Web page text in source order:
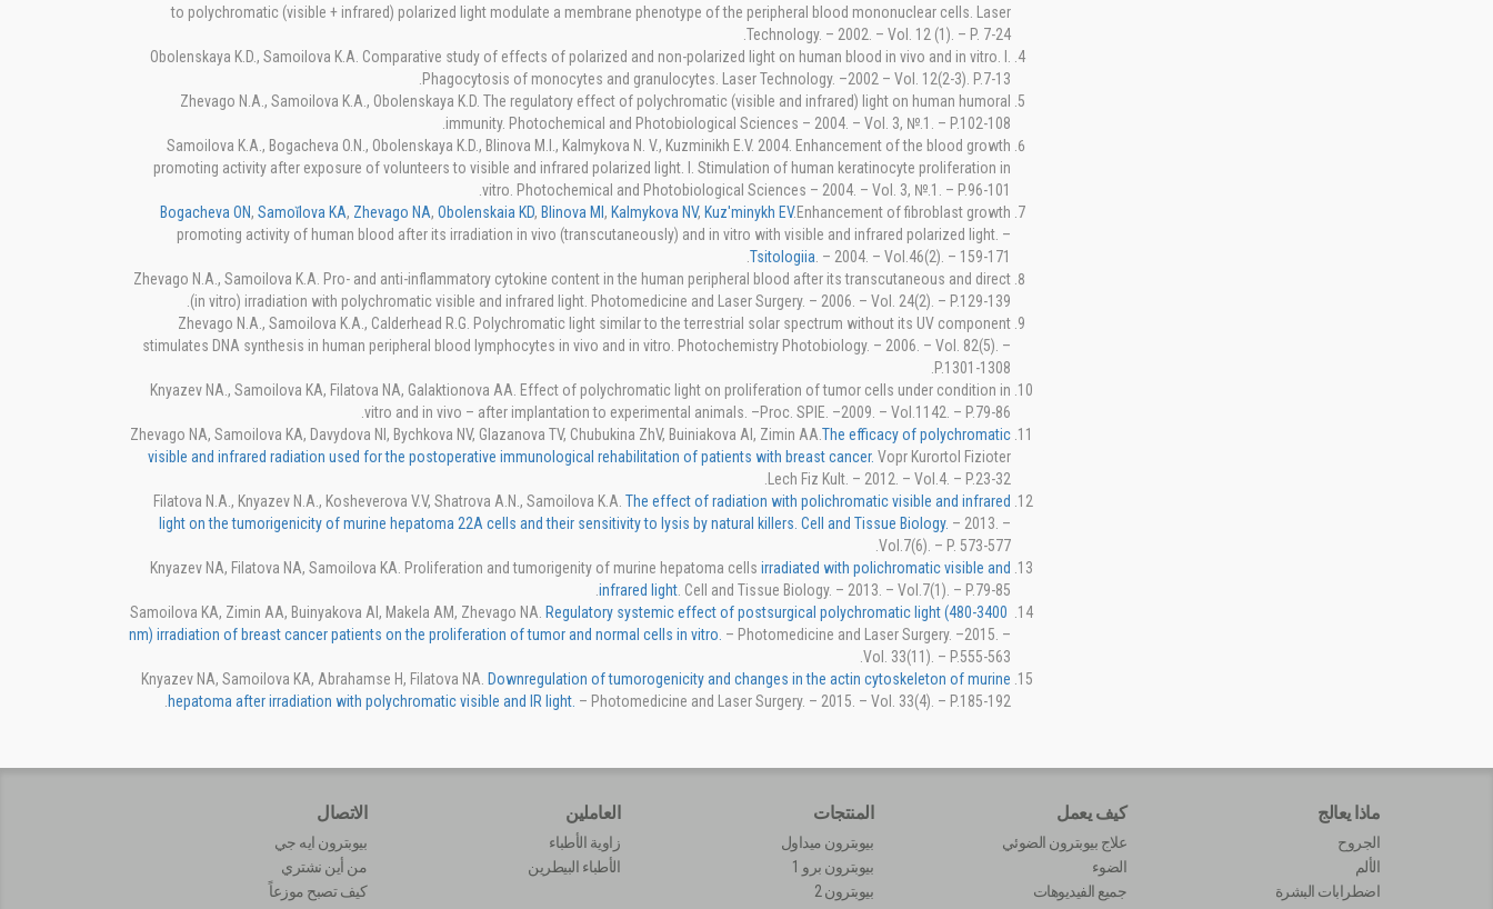
to polychromatic (visible + infrared) polarized light modulate a membrane phenotype of the peripheral blood mononuclear cells. Laser
Technology. – 2002. – Vol. 12 (1). – P. 7-24.
Obolenskaya K.D., Samoilova K.A. Comparative study of effects of polarized and non-polarized light on human blood in vivo and in vitro. I.
Phagocytosis of monocytes and granulocytes. Laser Technology. –2002 – Vol. 12(2-3). P.7-13.
Zhevago N.A., Samoilova K.A., Obolenskaya K.D. The regulatory effect of polychromatic (visible and infrared) light on human humoral
immunity. Photochemical and Photobiological Sciences – 2004. – Vol. 3, №.1. – P.102-108.
Samoilova K.A., Bogacheva O.N., Obolenskaya K.D., Blinova M.I., Kalmykova N. V., Kuzminikh E.V. 2004. Enhancement of the blood growth
promoting activity after exposure of volunteers to visible and infrared polarized light. I. Stimulation of human keratinocyte proliferation in
vitro. Photochemical and Photobiological Sciences – 2004. – Vol. 3, №.1. – P.96-101.
Bogacheva ON, Samoĭlova KA, Zhevago NA, Obolenskaia KD, Blinova MI , Kalmykova NV, Kuz'minykh EV.Enhancement of fibroblast growth
promoting activity of human blood after its irradiation in vivo (transcutaneously) and in vitro with visible and infrared polarized light. –
Tsitologiia . – 2004. – Vol.46(2). – 159-171.
Zhevago N.A., Samoilova K.A. Pro- and anti-inflammatory cytokine content in the human peripheral blood after its transcutaneous and direct
(in vitro) irradiation with polychromatic visible and infrared light. Photomedicine and Laser Surgery. – 2006. – Vol. 24(2). – P.129-139.
Zhevago N.A., Samoilova K.A., Calderhead R.G. Polychromatic light similar to the terrestrial solar spectrum without its UV component
stimulates DNA synthesis in human peripheral blood lymphocytes in vivo and in vitro. Photochemistry Photobiology. – 2006. – Vol. 82(5). –
P.1301-1308.
Knyazev NA., Samoilova KA, Filatova NA, Galaktionova AA. Effect of polychromatic light on proliferation of tumor cells under condition in
vitro and in vivo – after implantation to experimental animals. –Proc. SPIE. –2009. – Vol.1142. – P.79-86.
Zhevago NA, Samoilova KA, Davydova NI, Bychkova NV, Glazanova TV, Chubukina ZhV, Buiniakova AI, Zimin AA. The efficacy of polychromatic
visible and infrared radiation used for the postoperative immunological rehabilitation of patients with breast cancer. Vopr Kurortol Fizioter
Lech Fiz Kult. – 2012. – Vol.4. – P.23-32.
Filatova N.A., Knyazev N.A., Kosheverova V.V, Shatrova A.N., Samoilova K.A. The effect of radiation with polichromatic visible and infrared
light on the tumorigenicity of murine hepatoma 22A cells and their sensitivity to lysis by natural killers. Cell and Tissue Biology. – 2013. –
Vol.7(6). – P. 573-577.
Knyazev NA, Filatova NA, Samoilova KA. Proliferation and tumorigenity of murine hepatoma cells irradiated with polichromatic visible and
infrared light. Cell and Tissue Biology. – 2013. – Vol.7(1). – P.79-85.
Samoilova KA, Zimin AA, Buinyakova AI, Makela AM, Zhevago NA. Regulatory systemic effect of postsurgical polychromatic light (480-3400
nm) irradiation of breast cancer patients on the proliferation of tumor and normal cells in vitro. – Photomedicine and Laser Surgery. –2015. –
Vol. 33(11). – P.555-563.
Knyazev NA, Samoilova KA, Abrahamse H, Filatova NA. Downregulation of tumorogenicity and changes in the actin cytoskeleton of murine
hepatoma after irradiation with polychromatic visible and IR light. – Photomedicine and Laser Surgery. – 2015. – Vol. 33(4). – P.185-192.
ماذا يعالج
الجروح
الألم
اضطرابات البشرة
كيف يعمل
علاج بيوبترون الضوئي
الضوء
جميع الفيديوهات
المنتجات
بيوبترون ميداول
بيوبترون برو 1
بيوبترون 2
العاملين
زاوية الأطباء
الأطباء البيطرين
الاتصال
بيوبترون ايه جي
من أين نشتري
كيف تصبح موزعاً